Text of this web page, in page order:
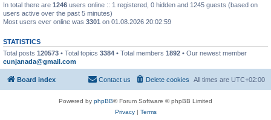
In total there are 1246 users online :: 1 registered, 0 hidden and 1245 guests (based on
users active over the past 5 minutes)
Most users ever online was 3301 on 01.08.2026 20:02:59
STATISTICS
Total posts 120573 • Total topics 3384 • Total members 1892 • Our newest member
cunjanada@gmail.com
Board index All times are UTC+02:00
Delete cookies
Contact us
Powered by phpBB® Forum Software © phpBB Limited
Privacy| Terms